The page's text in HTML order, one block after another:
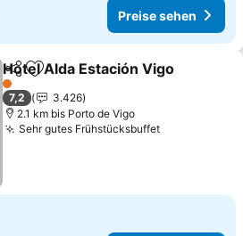
Preise sehen
TeilenZu Favoriten hinzufügen
Hotel Alda Estación Vigo
1 Sterne
7,2
3.426
2.1 km bis Porto de Vigo
Sehr gutes Frühstücksbuffet